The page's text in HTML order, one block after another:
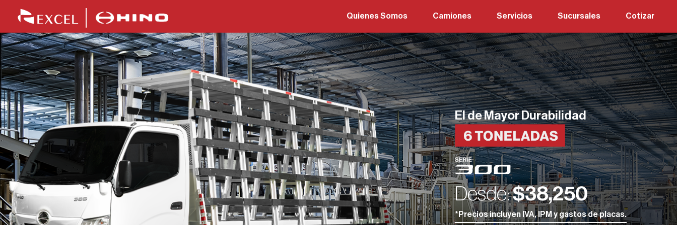
Quienes Somos
Camiones
Hino 2.5 Toneladas
Hino 3.5 Toneladas CL
Hino 5 Toneladas
Hino 6 Toneladas
Hino 7.5 Toneladas
Hino 10 Toneladas
Hino Tracto
Servicios
Excel Talleres
Sucursales Cotizar
El de Mayor Durabilidad
Desde:$38,250
*Precios incluyen IVA, IPM y gastos de placas.